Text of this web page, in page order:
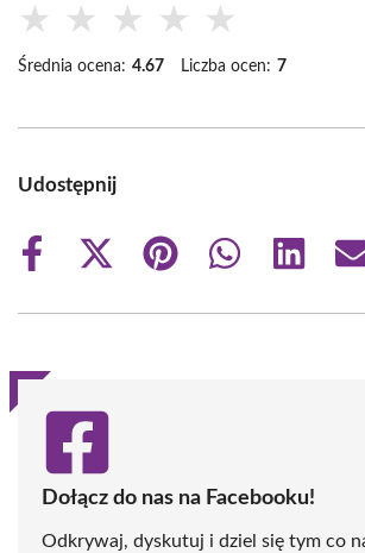
★ ★ ★ ★ ★
Średnia ocena: 4.67 Liczba ocen: 7
Udostępnij
Share
Share
(Twitter)
Share
Share
Share
Dołącz do nas na Facebooku!
Odkrywaj, dyskutuj i dziel się tym co